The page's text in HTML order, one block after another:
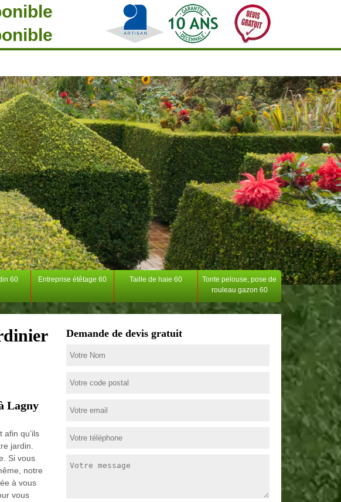
60 Entreprise étêtage 60 Taille de haie 60
Tonte pelouse, pose de
rouleau gazon 60
Lagny
afin qu’ils
jardin.
Si vous
notre
à vous
vous
Demande de devis gratuit